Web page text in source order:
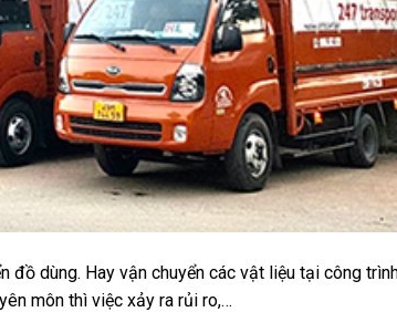
đồ dùng. Hay vận chuyển các vật liệu tại công
môn thì việc xảy ra rủi ro,…